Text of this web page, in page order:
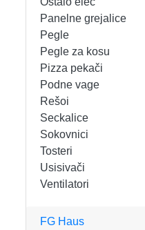
FIGARO
FRITEZE
GREJALICE
INDUKCIONE PLOČE
KUHINJSKE VAGE
KUVALA
MAŠINE ZA
KERAMIČKE ČINIJE
KERAMIČKE POSUDE
KERAMIČKE ŠERPE
KERAMIČKE TEPSIJE I
KORPE ZA HLEB
KUHINJSKA
KUHINJSKE POSUDE
Panelne grejalice
Pegle
Pegle za kosu
Pizza pekači
Podne vage
Rešoi
Seckalice
Sokovnici
Tosteri
Usisivači
Ventilatori
FG Haus